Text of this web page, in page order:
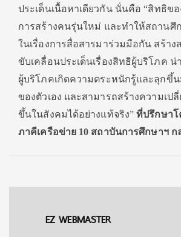
ประเด็นเนื้อหาเดียวกัน นั่นคือ “สิทธิข
การสร้างคนรุ่นใหม่ และทำให้สถาน
ในเรื่องการสื่อสารมาร่วมมือกัน สร้าง
ขับเคลื่อนประเด็นเรื่องสิทธิผู้บริโภค น่
ผู้บริโภคเกิดความตระหนักรู้และลุกขึ้
ของตัวเอง และสามารถสร้างความเป
ขึ้นในสังคมได้อย่างแท้จริง”ที่ปรึกษาโ
ภาคีเครือข่าย 10 สถาบันการศึกษาฯ ก
EZ WEBMASTER